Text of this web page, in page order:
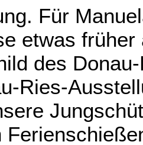
Für
etwas
des
Ries-